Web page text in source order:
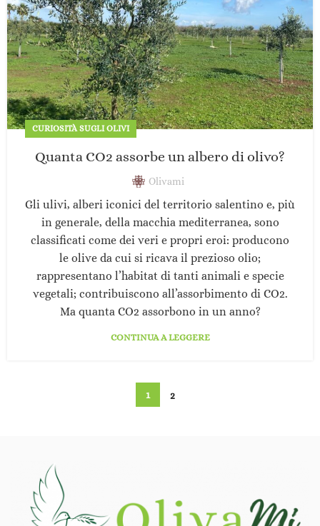
CURIOSITÀ SUGLI OLIVI
Quanta CO2 assorbe un albero di olivo?
Olivami
Gli ulivi, alberi iconici del territorio salentino e, più
in generale, della macchia mediterranea, sono
classificati come dei veri e propri eroi: producono
le olive da cui si ricava il prezioso olio;
rappresentano l’habitat di tanti animali e specie
vegetali; contribuiscono all’assorbimento di CO2.
Ma quanta CO2 assorbono in un anno?
CONTINUA A LEGGERE
1 2